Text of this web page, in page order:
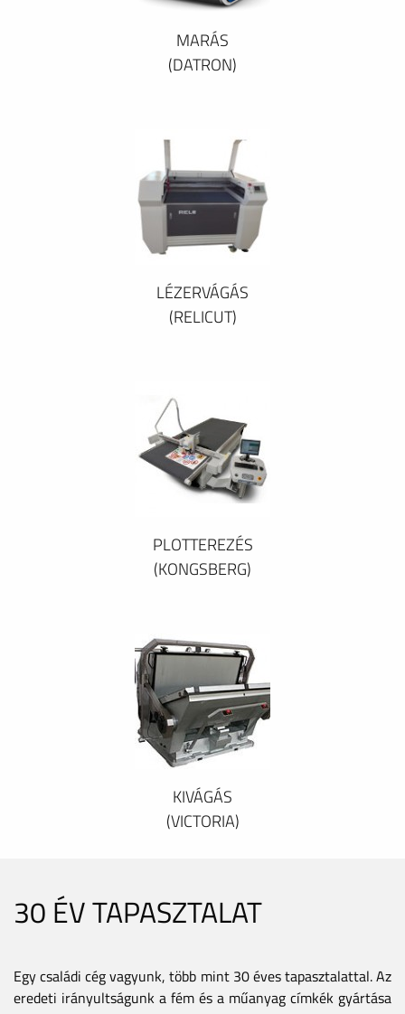
MARÁS
(DATRON)
LÉZERVÁGÁS
(RELICUT)
PLOTTEREZÉS
(KONGSBERG)
KIVÁGÁS
(VICTORIA)
30 ÉV TAPASZTALAT
Egy családi cég vagyunk, több mint 30 éves tapasztalattal. Az
eredeti irányultságunk a fém és a műanyag címkék gyártása